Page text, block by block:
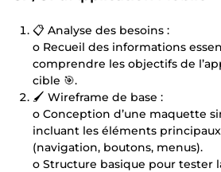
📋 Analyse des besoins :
o Recueil des informations
comprendre les objectifs de
cible 🎯.
🖌️ Wireframe de base :
o Conception d’une maquette
incluant les éléments
(navigation, boutons, menus).
o Structure basique pour tester